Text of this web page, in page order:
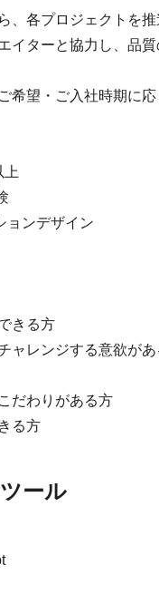
、各プロジェクトを
イターと協力し、品
希望・ご入社時期に
上
ョンデザイン
きる方
ャレンジする意欲があ
だわりがある方
る方
ール